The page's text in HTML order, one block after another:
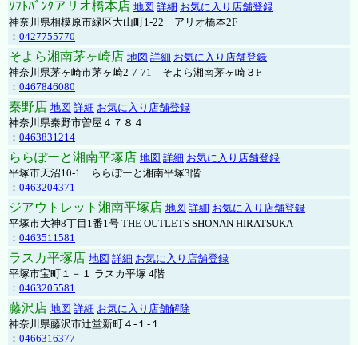
ｿﾌﾄﾊﾞﾝｸアリオ橋本店 地図 詳細 お気に入り店舗登録
神奈川県相模原市緑区大山町1-22 アリオ橋本2F
： 0427755770
そよら湘南茅ヶ崎店 地図 詳細 お気に入り店舗登録
神奈川県茅ヶ崎市茅ヶ崎2‐7‐71 そよら湘南茅ヶ崎３F
： 0467846080
秦野店 地図 詳細 お気に入り店舗登録
神奈川県秦野市曽屋４７８４
： 0463831214
ららぽーと湘南平塚店 地図 詳細 お気に入り店舗登録
平塚市天沼10-1 ららぽーと湘南平塚3階
： 0463204371
ジアウトレット湘南平塚店 地図 詳細 お気に入り店舗登録
平塚市大神8丁目1番1号 THE OUTLETS SHONAN HIRATSUKA
： 0463511581
ラスカ平塚店 地図 詳細 お気に入り店舗登録
平塚市宝町１－１ ラスカ平塚 4階
： 0463205581
藤沢店 地図 詳細 お気に入り店舗解除
神奈川県藤沢市辻堂新町４-１-１
： 0466316377